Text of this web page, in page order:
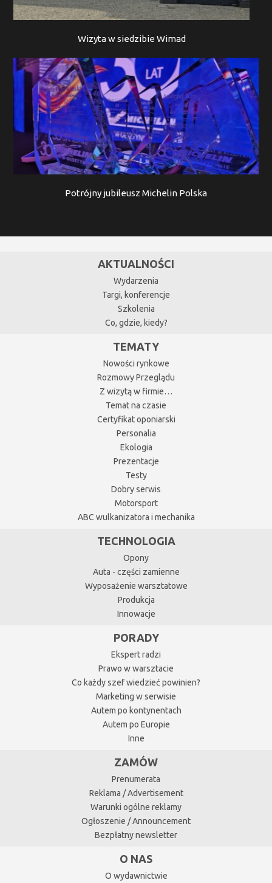
Wizyta w siedzibie Wimad
Potrójny jubileusz Michelin Polska
AKTUALNOŚCI
Wydarzenia
Targi, konferencje
Szkolenia
Co, gdzie, kiedy?
TEMATY
Nowości rynkowe
Rozmowy Przeglądu
Z wizytą w firmie…
Temat na czasie
Certyfikat oponiarski
Personalia
Ekologia
Prezentacje
Testy
Dobry serwis
Motorsport
ABC wulkanizatora i mechanika
TECHNOLOGIA
Opony
Auta - części zamienne
Wyposażenie warsztatowe
Produkcja
Innowacje
PORADY
Ekspert radzi
Prawo w warsztacie
Co każdy szef wiedzieć powinien?
Marketing w serwisie
Autem po kontynentach
Autem po Europie
Inne
ZAMÓW
Prenumerata
Reklama / Advertisement
Warunki ogólne reklamy
Ogłoszenie / Announcement
Bezpłatny newsletter
O NAS
O wydawnictwie